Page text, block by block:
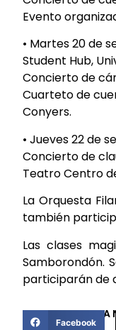
Evento
• Martes 20 de
Student Hub,
Concierto de
Cuarteto de
Conyers.
• Jueves 22 de
Concierto de
Teatro Centro
La Orquesta
también
Las clases
Samborondón.
participarán de
COMPARTIR ESTA
Facebook